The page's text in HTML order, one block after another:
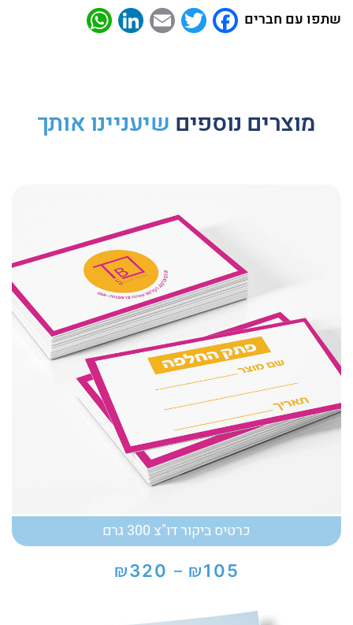
שתפו עם חברים Facebook
Twitter
Email
LinkedIn
מוצרים נוספים שיעניינו אותך
כרטיס ביקור דו"צ 300 גרם
₪105
–
₪320
טווח